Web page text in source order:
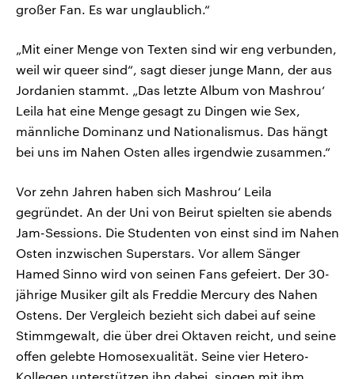
großer Fan. Es war unglaublich.“
„Mit einer Menge von Texten sind wir eng verbunden,
weil wir queer sind“, sagt dieser junge Mann, der aus
Jordanien stammt. „Das letzte Album von Mashrou‘
Leila hat eine Menge gesagt zu Dingen wie Sex,
männliche Dominanz und Nationalismus. Das hängt
bei uns im Nahen Osten alles irgendwie zusammen.“
Vor zehn Jahren haben sich Mashrou‘ Leila
gegründet. An der Uni von Beirut spielten sie abends
Jam-Sessions. Die Studenten von einst sind im Nahen
Osten inzwischen Superstars. Vor allem Sänger
Hamed Sinno wird von seinen Fans gefeiert. Der 30-
jährige Musiker gilt als Freddie Mercury des Nahen
Ostens. Der Vergleich bezieht sich dabei auf seine
Stimmgewalt, die über drei Oktaven reicht, und seine
offen gelebte Homosexualität. Seine vier Hetero-